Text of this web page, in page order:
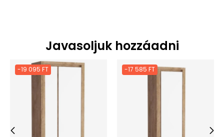
Javasoljuk hozzáadni
-19 095 FT -17 585 FT